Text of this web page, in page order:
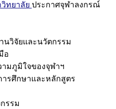
ทยาลัย ประกาศจุฬาลงกรณ์
นวิจัยและนวัตกรรม
อ
ามภูมิใจของจุฬาฯ
ารศึกษาและหลักสูตร
รรม